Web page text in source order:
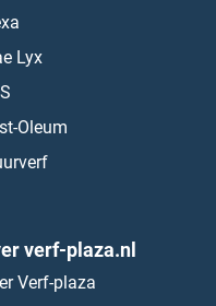
Lyx
Oleum
verf-plaza.nl
Verf-plaza